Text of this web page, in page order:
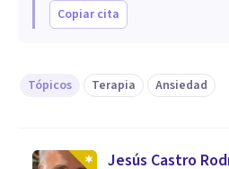
Copiar cita
Tópicos Terapia Ansiedad
Jesús Castro